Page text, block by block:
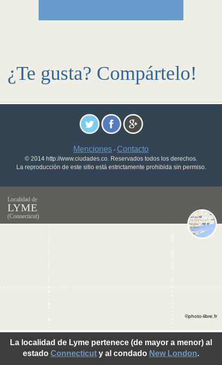
¿Te gusta? Compártelo!
Menciones - Contacto
© 2014 http://www.ciudades.co. Reservados todos los derechos.
La reproducción de este sitio está estrictamente prohibida sin permiso.
Localidad de
LYME
(Connecticut)
La localidad de Lyme pertenece (de mayor a menor) al
estado Connecticut y al condado New London.
©photo-libre.fr